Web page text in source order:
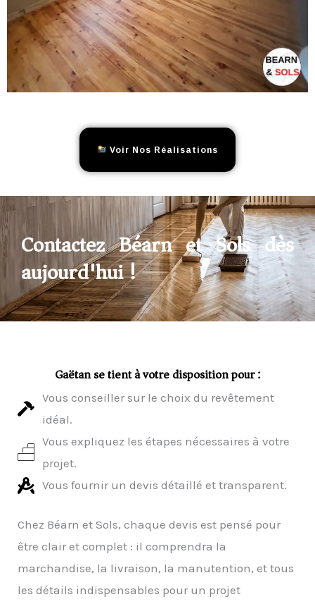
Voir Nos Réalisations
Contactez Béarn et Sols dès
aujourd'hui !
Gaëtan se tient à votre disposition pour :
Vous conseiller sur le choix du revêtement
idéal.
Vous expliquez les étapes nécessaires à votre
projet.
Vous fournir un devis détaillé et transparent.
Chez Béarn et Sols, chaque devis est pensé pour
être clair et complet : il comprendra la
marchandise, la livraison, la manutention, et tous
les détails indispensables pour un projet